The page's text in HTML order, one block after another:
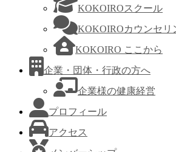
KOKOIROスクール
KOKOIROカウンセリ
KOKOIRO ここから
企業・団体・行政の方へ
企業様の健康経営
プロフィール
アクセス